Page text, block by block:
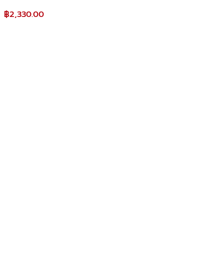
฿2,330.00